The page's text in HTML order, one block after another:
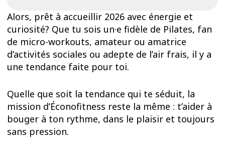
Alors, prêt à accueillir 2026 avec énergie et
curiosité? Que tu sois un·e fidèle de Pilates, fan
de micro-workouts, amateur ou amatrice
d’activités sociales ou adepte de l’air frais, il y a
une tendance faite pour toi.
Quelle que soit la tendance qui te séduit, la
mission d’Éconofitness reste la même : t’aider à
bouger à ton rythme, dans le plaisir et toujours
sans pression.